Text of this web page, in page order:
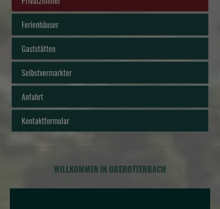
Ferienhäuser
Gaststätten
Selbstvermarkter
Anfahrt
Kontaktformular
WILLKOMMEN IN OBEROTTERBACH